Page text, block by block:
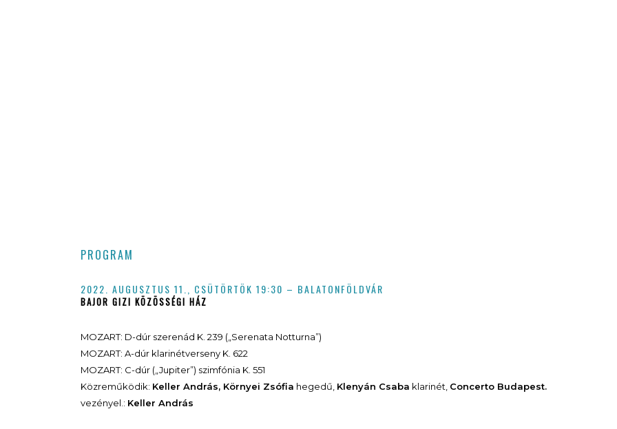
PROGRAM
2022. AUGUSZTUS 11., CSÜTÖRTÖK 19:30 – BALATONFÖLDVÁR
BAJOR GIZI KÖZÖSSÉGI HÁZ
MOZART: D-dúr szerenád K. 239 („Serenata Notturna”)
MOZART: A-dúr klarinétverseny K. 622
MOZART: C-dúr („Jupiter”) szimfónia K. 551
Közreműködik: Keller András, Környei Zsófia hegedű, Klenyán Csaba klarinét, Concerto Budapest.
vezényel.: Keller András